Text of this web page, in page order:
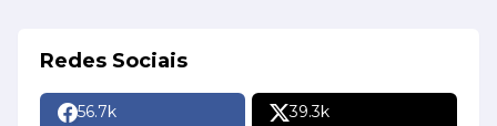
Redes Sociais
56.7k 39.3k